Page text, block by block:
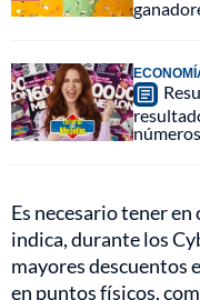
Es necesario tener
indica, durante los
mayores descuentos
en puntos físicos,